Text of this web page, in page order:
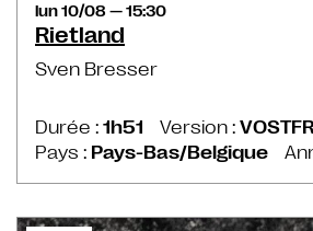
lun 10/08 — 15:30
Rietland
Sven Bresser
Durée : 1h51 Version :
Pays : Pays-Bas/Belgique